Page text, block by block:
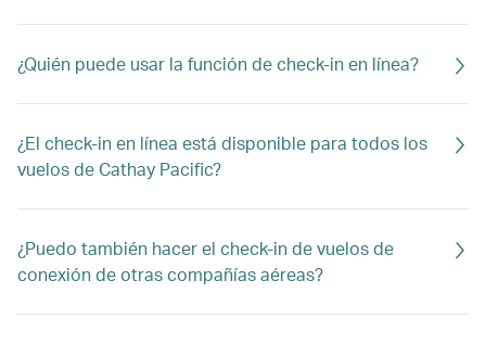
¿Quién puede usar la función de check-in en línea?
¿El check-in en línea está disponible para todos los
vuelos de Cathay Pacific?
¿Puedo también hacer el check-in de vuelos de
conexión de otras compañías aéreas?